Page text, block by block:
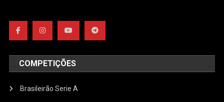
COMPETIÇÕES
Brasileirão Serie A